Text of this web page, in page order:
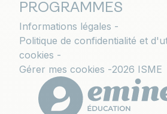
PROGRAMMES
Informations légales
Politique de confidentialité et
cookies
Gérer mes cookies
2026 ISME